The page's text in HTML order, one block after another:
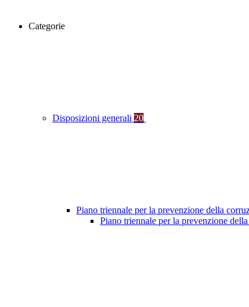
Categorie
Disposizioni generali 20
Piano triennale per la prevenzione della
Piano triennale per la prevenzione